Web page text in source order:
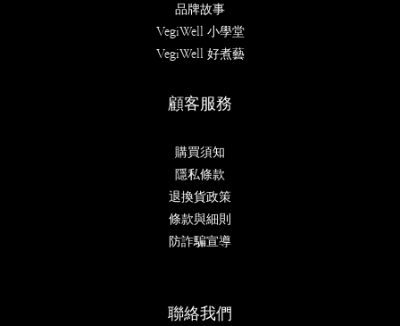
品牌故事
VegiWell 小學堂
VegiWell 好煮藝
顧客服務
購買須知
隱私條款
退換貨政策
條款與細則
防詐騙宣導
聯絡我們